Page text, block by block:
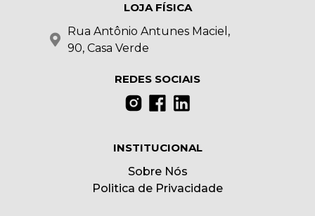
LOJA FÍSICA
Rua Antônio Antunes Maciel,
90, Casa Verde
REDES SOCIAIS
INSTITUCIONAL
Sobre Nós
Politica de Privacidade